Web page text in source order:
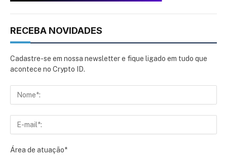
RECEBA NOVIDADES
Cadastre-se em nossa newsletter e fique ligado em tudo que
acontece no Crypto ID.
Área de atuação*